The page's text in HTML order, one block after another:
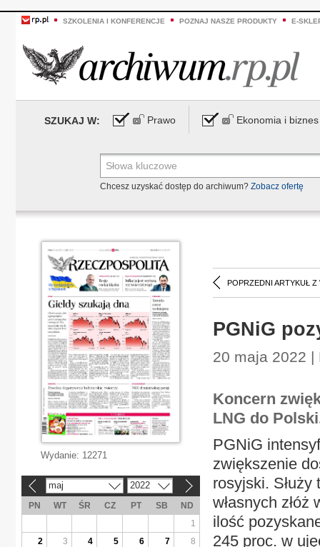
SZKOLENIA I KONFERENCJE POZNAJ NASZE PRODUKTY E-
SZUKAJ W: Prawo Ekonomia i biznes
Chcesz uzyskać dostęp do archiwum? Zobacz ofertę
POPRZEDNI ARTYKUŁ Z
PGNiG
20 maja 2022 |
Koncern
LNG do
PGNiG
zwiększenie
rosyjski.
własnych
ilość
245 proc. w
Wydanie: 12271
maj 2022
PN WT ŚR CZ PT SB
ND
1
2
3 4 5 6 7
8